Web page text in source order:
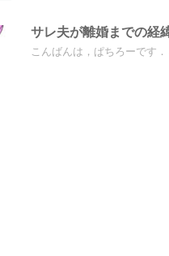
サレ夫が離婚までの経
こんばんは，ぱちろーです